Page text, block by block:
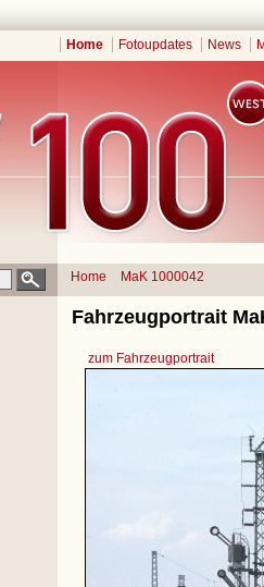
Home Fotoupdates News
Home MaK 1000042
Fahrzeugportrait
zum Fahrzeugportrait